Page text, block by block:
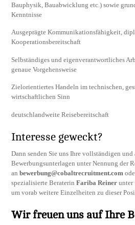
Bauphysik, Bauabwicklung etc.) sowie
Kenntnisse
Ausgeprägte Kommunikationsfähigkeit,
Kooperationsbereitschaft
Selbständiges und eigenverantwortliches
genaue Vorgehensweise
Zielorientiertes Handeln im technischen,
wirtschaftlichen Sinn
deutschlandweite Reisebereitschaft
Interesse geweckt?
Dann senden Sie uns Ihre vollständigen und
Bewerbungsunterlagen unter Nennung der
anbewerbung@cobaltrecruitment.com
spezialisierte BeraterinFariba Reiner unter
um vorab weitere Einzelheiten zu dieser
Wir freuen uns auf Ihre